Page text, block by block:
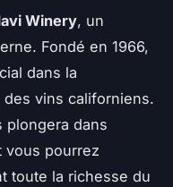
Winery, un
Fondé en 1966,
dans la
vins californiens.
plongera dans
vous pourrez
toute la richesse du